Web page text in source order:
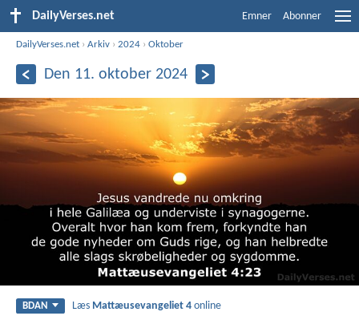
DailyVerses.net Emner Abonner
DailyVerses.net ›Arkiv ›2024 ›Oktober
Den 11. oktober 2024
BDAN Læs Mattæusevangeliet 4 online